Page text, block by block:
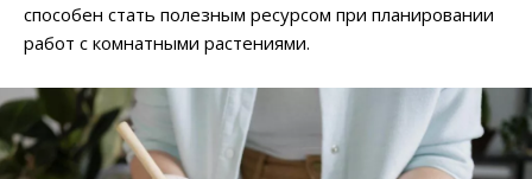
способен стать полезным ресурсом при планировании
работ с комнатными растениями.